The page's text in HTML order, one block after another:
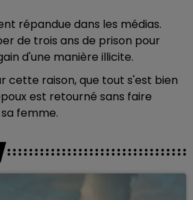
répandue dans les médias.
de trois ans de prison pour
d'une manière illicite.
cette raison, que tout s'est bien
est retourné sans faire
femme.